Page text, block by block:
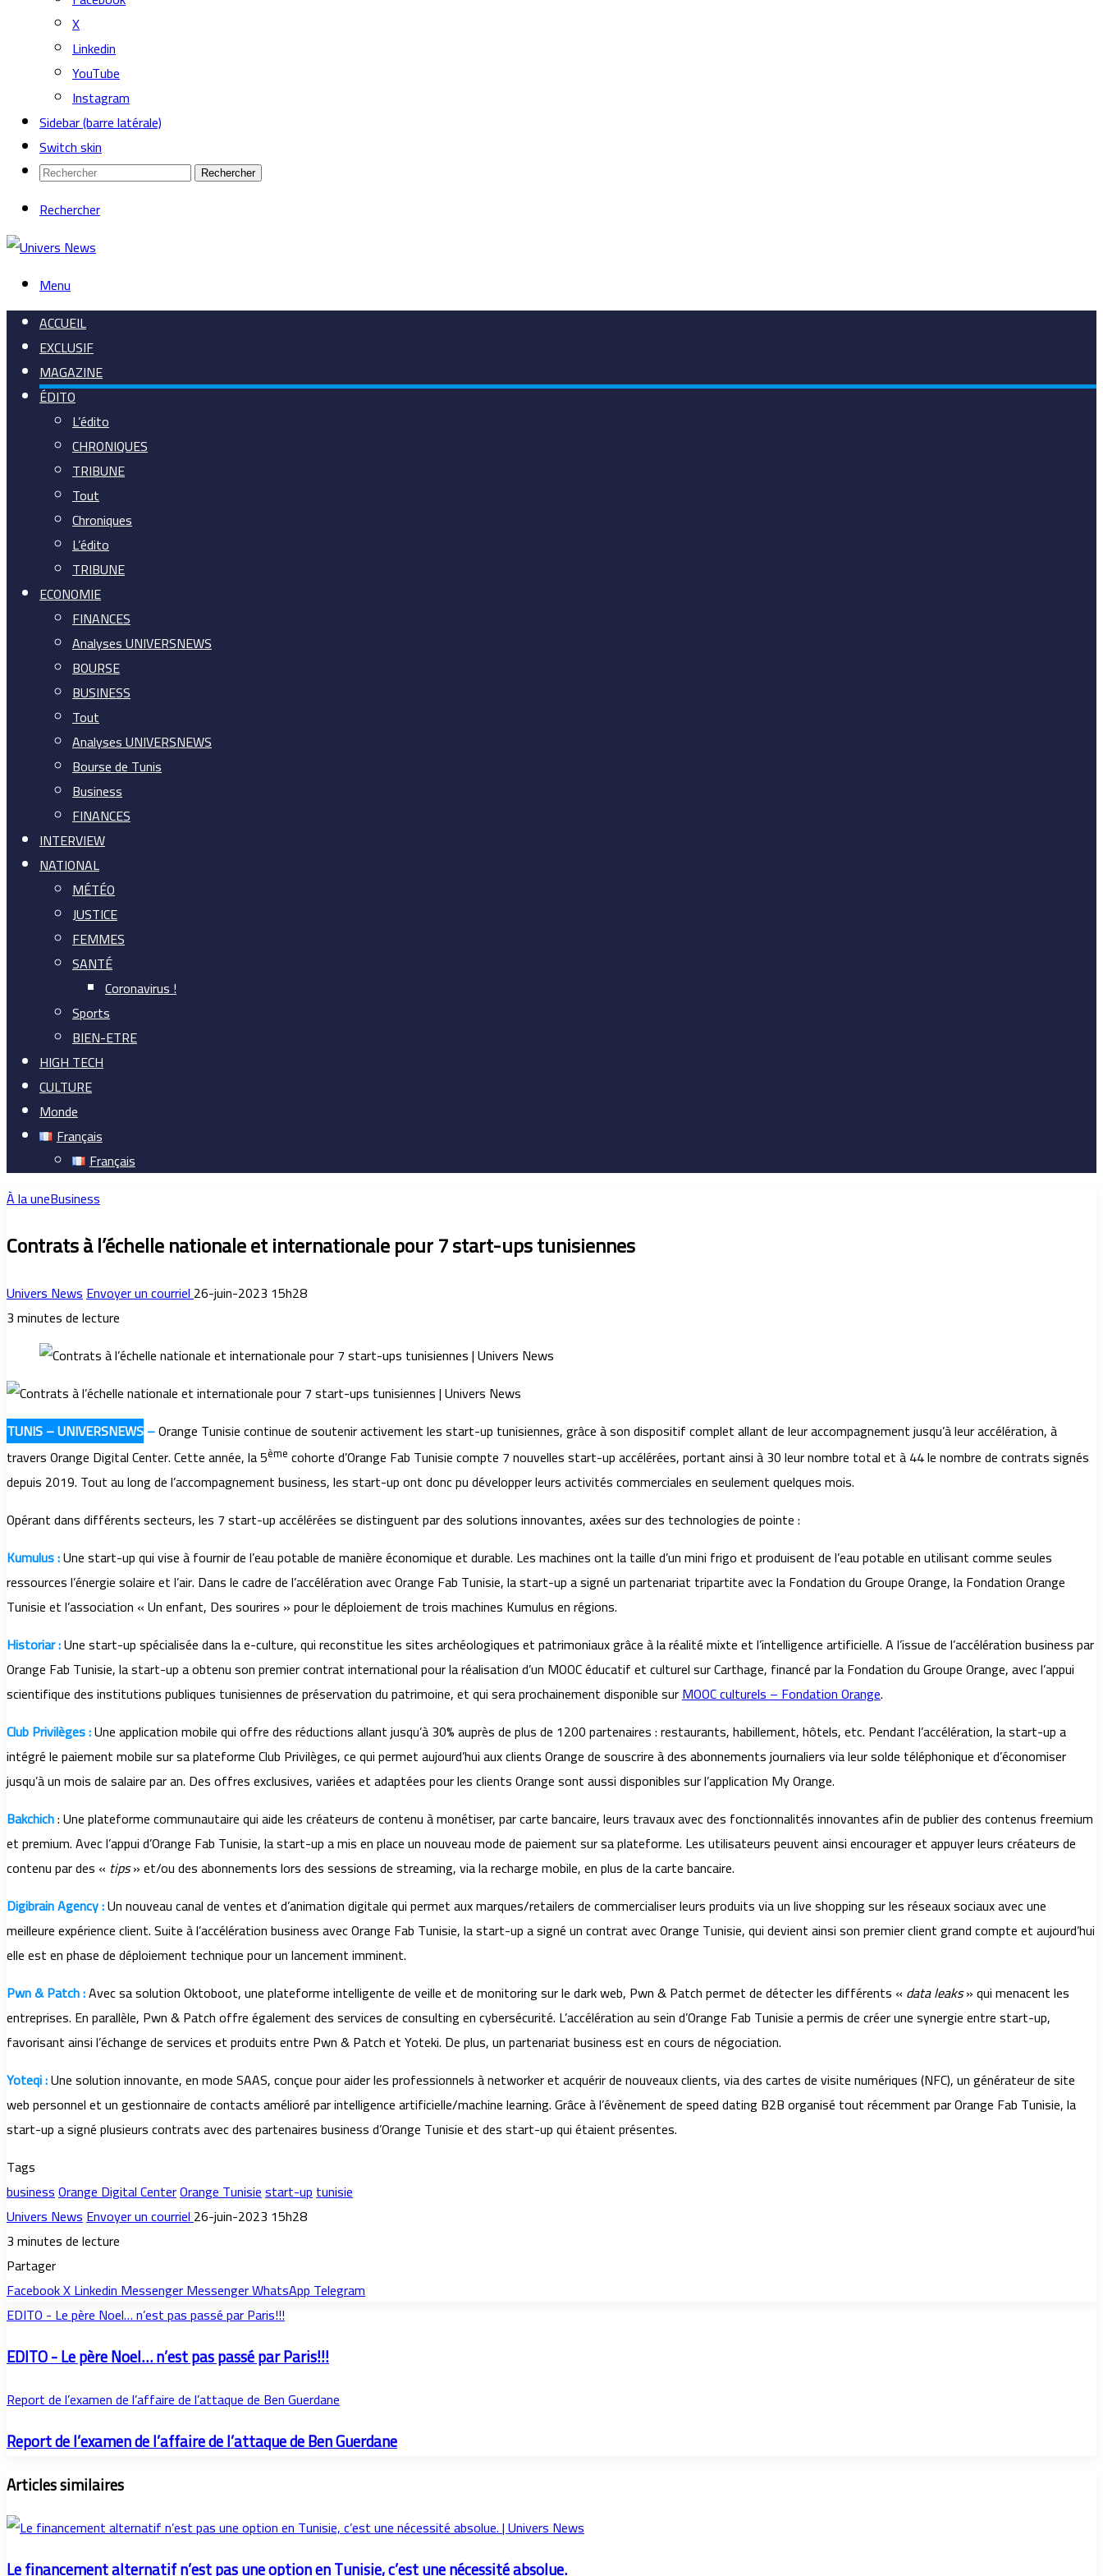
X
Linkedin
YouTube
Instagram
Sidebar (barre latérale)
Switch skin
Rechercher
Rechercher
Menu
ACCUEIL
EXCLUSIF
MAGAZINE
ÉDITO
L’édito
CHRONIQUES
TRIBUNE
Tout
Chroniques
L’édito
TRIBUNE
ECONOMIE
FINANCES
Analyses UNIVERSNEWS
BOURSE
BUSINESS
Tout
Analyses UNIVERSNEWS
Bourse de Tunis
Business
FINANCES
INTERVIEW
NATIONAL
MÉTÉO
JUSTICE
FEMMES
SANTÉ
Coronavirus !
Sports
BIEN-ETRE
HIGH TECH
CULTURE
Monde
Français
Français
À la uneBusiness
Contrats à l’échelle nationale et internationale pour 7 start-ups tunisiennes
Univers NewsEnvoyer un courriel26-juin-2023 15h28
3 minutes de lecture
TUNIS – UNIVERSNEWS–Orange Tunisie continue de soutenir activement les start-up tunisiennes, grâce à son dispositif complet allant de leur accompagnement jusqu’à leur accélération, à
travers Orange Digital Center. Cette année, la 5ème cohorte d’Orange Fab Tunisie compte 7 nouvelles start-up accélérées, portant ainsi à 30 leur nombre total et à 44 le nombre de contrats signés
depuis 2019. Tout au long de l’accompagnement business, les start-up ont donc pu développer leurs activités commerciales en seulement quelques mois.
Opérant dans différents secteurs, les 7 start-up accélérées se distinguent par des solutions innovantes, axées sur des technologies de pointe :
Kumulus :Une start-up qui vise à fournir de l’eau potable de manière économique et durable. Les machines ont la taille d’un mini frigo et produisent de l’eau potable en utilisant comme seules
ressources l’énergie solaire et l’air. Dans le cadre de l’accélération avec Orange Fab Tunisie, la start-up a signé un partenariat tripartite avec la Fondation du Groupe Orange, la Fondation Orange
Tunisie et l’association « Un enfant, Des sourires » pour le déploiement de trois machines Kumulus en régions.
Historiar :Une start-up spécialisée dans la e-culture, qui reconstitue les sites archéologiques et patrimoniaux grâce à la réalité mixte et l’intelligence artificielle. A l’issue de l’accélération business par
Orange Fab Tunisie, la start-up a obtenu son premier contrat international pour la réalisation d’un MOOC éducatif et culturel sur Carthage, financé par la Fondation du Groupe Orange, avec l’appui
scientifique des institutions publiques tunisiennes de préservation du patrimoine, et qui sera prochainement disponible surMOOC culturels – Fondation Orange.
Club Privilèges :Une application mobile qui offre des réductions allant jusqu’à 30% auprès de plus de 1200 partenaires : restaurants, habillement, hôtels, etc. Pendant l’accélération, la start-up a
intégré le paiement mobile sur sa plateforme Club Privilèges, ce qui permet aujourd’hui aux clients Orange de souscrire à des abonnements journaliers via leur solde téléphonique et d’économiser
jusqu’à un mois de salaire par an. Des offres exclusives, variées et adaptées pour les clients Orange sont aussi disponibles sur l’application My Orange.
Bakchich: Une plateforme communautaire qui aide les créateurs de contenu à monétiser, par carte bancaire, leurs travaux avec des fonctionnalités innovantes afin de publier des contenus freemium
et premium. Avec l’appui d’Orange Fab Tunisie, la start-up a mis en place un nouveau mode de paiement sur sa plateforme. Les utilisateurs peuvent ainsi encourager et appuyer leurs créateurs de
contenu par des « tips» et/ou des abonnements lors des sessions de streaming, via la recharge mobile, en plus de la carte bancaire.
Digibrain Agency :Un nouveau canal de ventes et d’animation digitale qui permet aux marques/retailers de commercialiser leurs produits via un live shopping sur les réseaux sociaux avec une
meilleure expérience client. Suite à l’accélération business avec Orange Fab Tunisie, la start-up a signé un contrat avec Orange Tunisie, qui devient ainsi son premier client grand compte et aujourd’hui
elle est en phase de déploiement technique pour un lancement imminent.
Pwn & Patch :Avec sa solution Oktoboot, une plateforme intelligente de veille et de monitoring sur le dark web, Pwn & Patch permet de détecter les différents « data leaks» qui menacent les
entreprises. En parallèle, Pwn & Patch offre également des services de consulting en cybersécurité. L’accélération au sein d’Orange Fab Tunisie a permis de créer une synergie entre start-up,
favorisant ainsi l’échange de services et produits entre Pwn & Patch et Yoteki. De plus, un partenariat business est en cours de négociation.
Yoteqi :Une solution innovante, en mode SAAS, conçue pour aider les professionnels à networker et acquérir de nouveaux clients, via des cartes de visite numériques (NFC), un générateur de site
web personnel et un gestionnaire de contacts amélioré par intelligence artificielle/machine learning. Grâce à l’évènement de speed dating B2B organisé tout récemment par Orange Fab Tunisie, la
start-up a signé plusieurs contrats avec des partenaires business d’Orange Tunisie et des start-up qui étaient présentes.
Tags
businessOrange Digital CenterOrange Tunisiestart-uptunisie
Univers NewsEnvoyer un courriel26-juin-2023 15h28
3 minutes de lecture
Partager
FacebookXLinkedinMessengerMessengerWhatsAppTelegram
EDITO - Le père Noel… n’est pas passé par Paris!!!
EDITO - Le père Noel… n’est pas passé par Paris!!!
Report de l’examen de l’affaire de l’attaque de Ben Guerdane
Report de l’examen de l’affaire de l’attaque de Ben Guerdane
Articles similaires
Le financement alternatif n’est pas une option en Tunisie, c’est une nécessité absolue.